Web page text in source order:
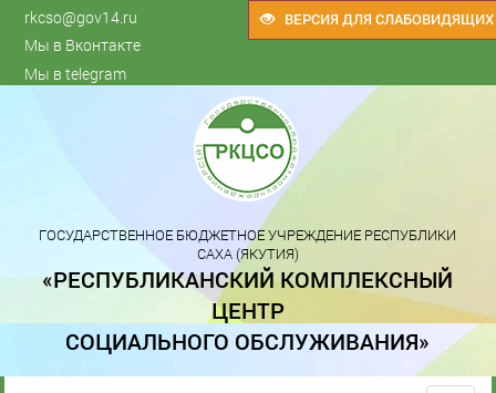
ВЕРСИЯ ДЛЯ СЛАБОВИДЯЩИХ
rkcso@gov14.ru
Мы в Вконтакте
Мы в telegram
ГОСУДАРСТВЕННОЕ БЮДЖЕТНОЕ УЧРЕЖДЕНИЕ РЕСПУБЛИКИ
САХА (ЯКУТИЯ)
«РЕСПУБЛИКАНСКИЙ КОМПЛЕКСНЫЙ
ЦЕНТР
СОЦИАЛЬНОГО ОБСЛУЖИВАНИЯ»